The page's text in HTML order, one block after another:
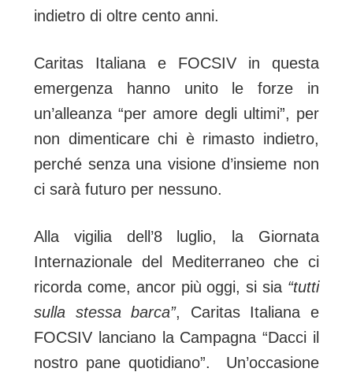
indietro di oltre cento anni.
Caritas Italiana e FOCSIV in questa
emergenza hanno unito le forze in
un’alleanza “per amore degli ultimi”, per
non dimenticare chi è rimasto indietro,
perché senza una visione d’insieme non
ci sarà futuro per nessuno.
Alla vigilia dell’8 luglio, la Giornata
Internazionale del Mediterraneo che ci
ricorda come, ancor più oggi, si sia “tutti
sulla stessa barca”, Caritas Italiana e
FOCSIV lanciano la Campagna “Dacci il
nostro pane quotidiano”. Un’occasione